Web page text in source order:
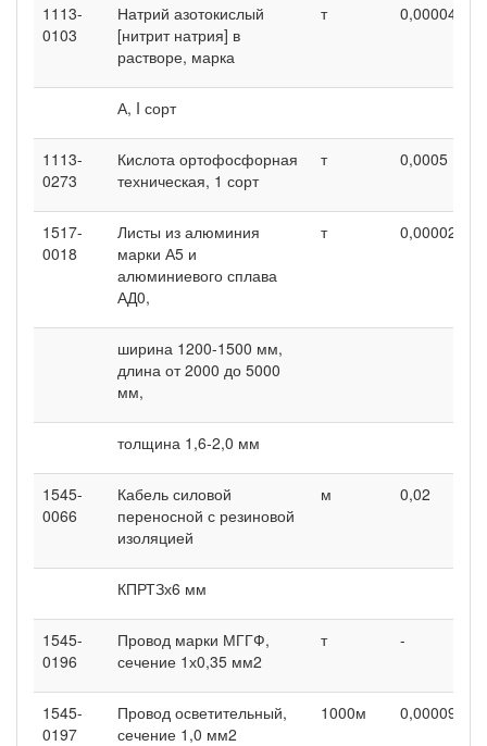
1113-
0103
Натрий азотокислый
[нитрит натрия] в
растворе, марка
т 0,00004
А, I сорт
1113-
0273
Кислота ортофосфорная
техническая, 1 сорт
т 0,0005
1517-
0018
Листы из алюминия
марки А5 и
алюминиевого сплава
АД0,
т 0,00002
ширина 1200-1500 мм,
длина от 2000 до 5000
мм,
толщина 1,6-2,0 мм
1545-
0066
Кабель силовой
переносной с резиновой
изоляцией
м 0,02
КПРТЗх6 мм
1545-
0196
Провод марки МГГФ,
сечение 1х0,35 мм2
т -
1545-
0197
Провод осветительный,
сечение 1,0 мм2
1000м 0,00009